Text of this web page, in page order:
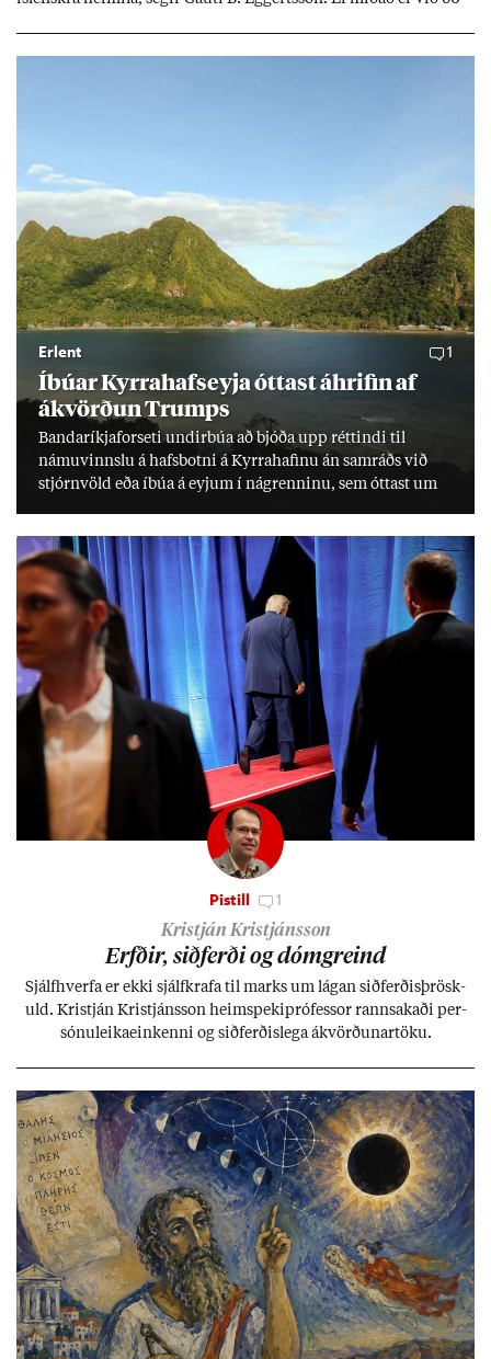
Erlent 1
Íbú­ar Kyrra­hafs­eyja ótt­ast áhrif­in af
ákvörð­un Trumps
Banda­ríkja­for­seti und­ir­búa að bjóða upp rétt­indi til
námu­vinnslu á hafs­botni á Kyrra­haf­inu án sam­ráðs við
stjórn­völd eða íbúa á eyj­um í ná­grenn­inu, sem ótt­ast um
Pistill 1
Kristján Kristjánsson
Erfð­ir, sið­ferði og dómgreind
Sjálf­hverfa er ekki sjálf­krafa til marks um lág­an sið­ferð­is­þrösk­
uld. Kristján Kristjáns­son heim­speki­pró­fess­or rann­sak­aði per­
sónu­leika­ein­kenni og sið­ferð­is­lega ákvörð­un­ar­töku.